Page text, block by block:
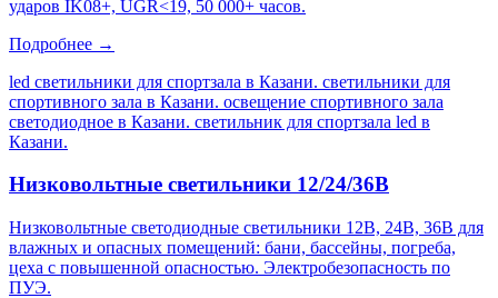
ударов IK08+, UGR<19, 50 000+ часов.
Подробнее →
led светильники для спортзала в Казани. светильники для
спортивного зала в Казани. освещение спортивного зала
светодиодное в Казани. светильник для спортзала led в
Казани.
Низковольтные светильники 12/24/36В
Низковольтные светодиодные светильники 12В, 24В, 36В для
влажных и опасных помещений: бани, бассейны, погреба,
цеха с повышенной опасностью. Электробезопасность по
ПУЭ.